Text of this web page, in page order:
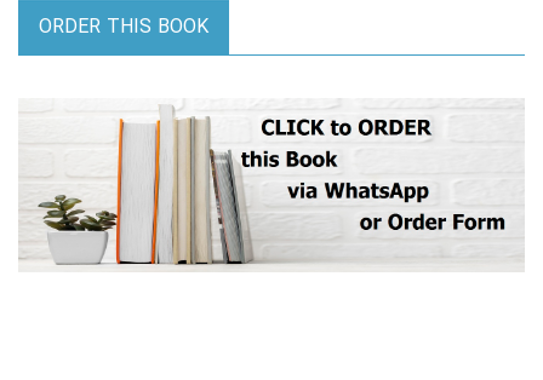
ORDER THIS BOOK